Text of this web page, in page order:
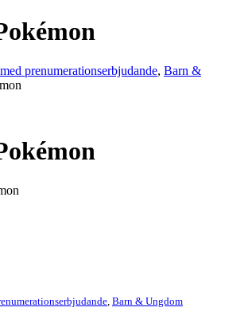
prenumerationserbjudande, Barn &
Barn & Ungdom